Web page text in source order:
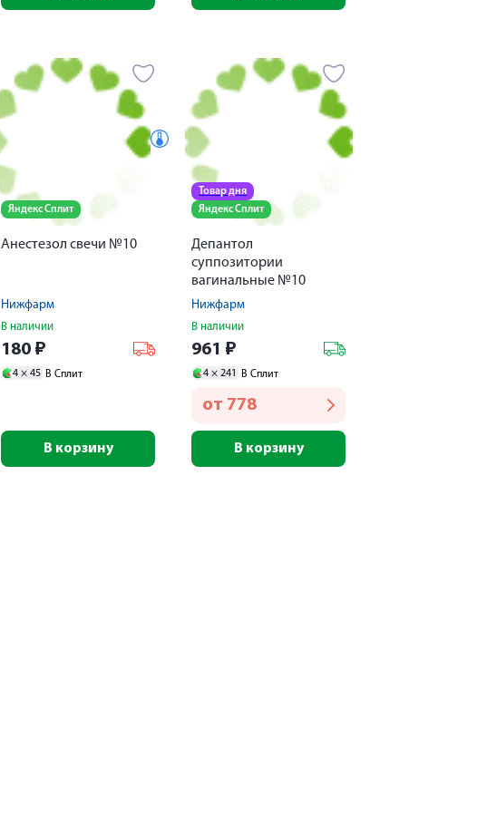
Яндекс Сплит
Анестезол свечи №10
Нижфарм
В наличии
180 ₽
4 × 45 В Сплит
В корзину
Товар дня
Яндекс Сплит
Депантол
суппозитории
вагинальные №10
Нижфарм
В наличии
961 ₽
4 × 241 В Сплит
от 778
В корзину